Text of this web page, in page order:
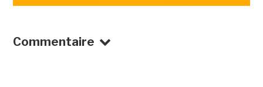
Commentaire